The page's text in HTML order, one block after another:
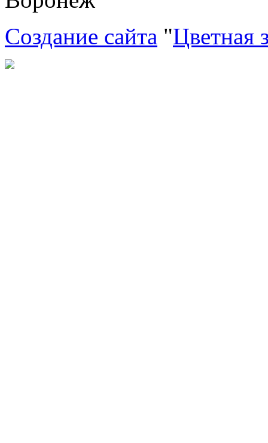
Создание сайта "Цветная